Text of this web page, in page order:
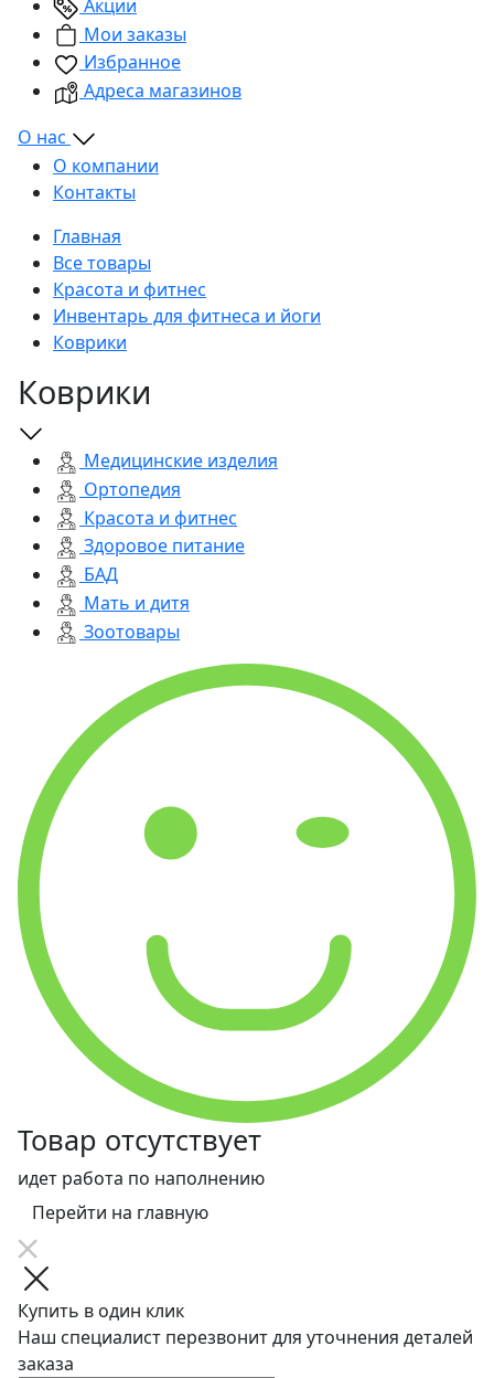
Акции
Мои заказы
Избранное
Адреса магазинов
О нас
О компании
Контакты
Главная
Все товары
Красота и фитнес
Инвентарь для фитнеса и йоги
Коврики
Коврики
Медицинские изделия
Ортопедия
Красота и фитнес
Здоровое питание
БАД
Мать и дитя
Зоотовары
Товар отсутствует
идет работа по наполнению
Перейти на главную
Купить в один клик
Наш специалист перезвонит для уточнения деталей
заказа